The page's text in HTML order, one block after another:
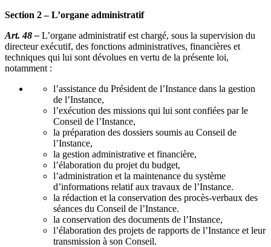
Section 2 – L’organe administratif
Art. 48 – L’organe administratif est chargé, sous la supervision du
directeur exécutif, des fonctions administratives, financières et
techniques qui lui sont dévolues en vertu de la présente loi,
notamment :
l’assistance du Président de l’Instance dans la gestion
de l’Instance,
l’exécution des missions qui lui sont confiées par le
Conseil de l’Instance,
la préparation des dossiers soumis au Conseil de
l’Instance,
la gestion administrative et financière,
l’élaboration du projet du budget,
l’administration et la maintenance du système
d’informations relatif aux travaux de l’Instance.
la rédaction et la conservation des procès-verbaux des
séances du Conseil de l’Instance.
la conservation des documents de l’Instance,
l’élaboration des projets de rapports de l’Instance et leur
transmission à son Conseil.